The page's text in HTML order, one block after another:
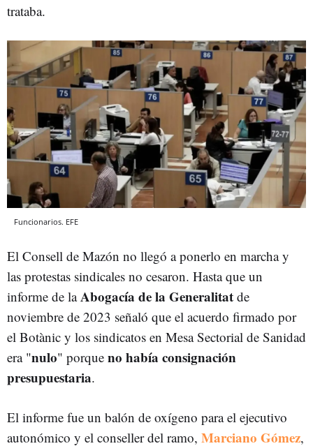
trataba.
Funcionarios. EFE
El Consell de Mazón no llegó a ponerlo en marcha y
las protestas sindicales no cesaron. Hasta que un
informe de laAbogacía de la Generalitat de
noviembre de 2023 señaló que el acuerdo firmado por
el Botànic y los sindicatos en Mesa Sectorial de Sanidad
era "nulo" porque no había consignación
presupuestaria.
El informe fue un balón de oxígeno para el ejecutivo
autonómico y el conseller del ramo, Marciano Gómez,